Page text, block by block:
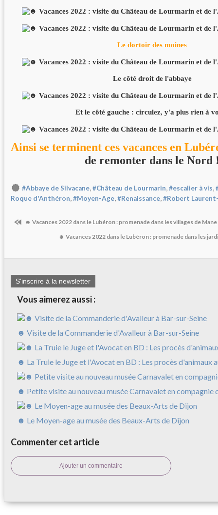
Le dortoir des moines
Le côté droit de l'abbaye
Et le côté gauche : circulez, y'a plus rien à
Ainsi se terminent ces vacances en
de remonter dans le Nord
#Abbaye de Silvacane,#Château de Lourmarin,#escalier à vis,
Roque d'Anthéron,#Moyen-Age,#Renaissance,#Robert
☻ Vacances 2022 dans le Lubéron : promenade dans les villages de
☻ Vacances 2022 dans le Lubéron : promenade dans les
S'inscrire à la newsletter
Vous aimerez aussi :
☻ Visite de la Commanderie d'Avalleur à Bar-sur-Seine
☻ La Truie le Juge et l'Avocat en BD : Les procès d'animaux
☻ Petite visite au nouveau musée Carnavalet en compagnie
☻ Le Moyen-age au musée des Beaux-Arts de Dijon
Commenter cet article
Ajouter un commentaire